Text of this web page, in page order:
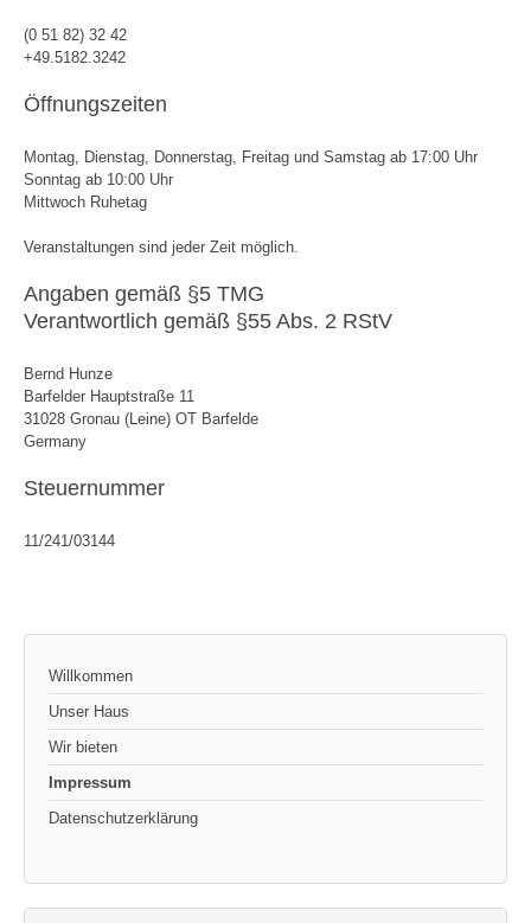
(0 51 82) 32 42
+49.5182.3242
Öffnungszeiten
Montag, Dienstag, Donnerstag, Freitag und Samstag ab 17:00 Uhr
Sonntag ab 10:00 Uhr
Mittwoch Ruhetag
Veranstaltungen sind jeder Zeit möglich.
Angaben gemäß §5 TMG
Verantwortlich gemäß §55 Abs. 2 RStV
Bernd Hunze
Barfelder Hauptstraße 11
31028 Gronau (Leine) OT Barfelde
Germany
Steuernummer
11/241/03144
Willkommen
Unser Haus
Wir bieten
Impressum
Datenschutzerklärung